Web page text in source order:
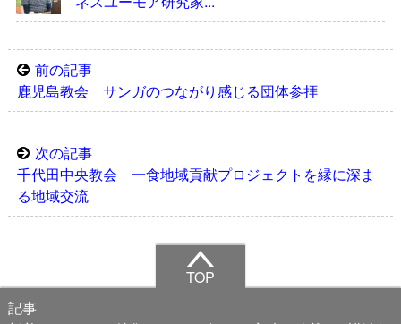
前の記事
鹿児島教会 サンガのつながり感じる団体参拝
次の記事
千代田中央教会 一食地域貢献プロジェクトを縁に深ま
る地域交流
TOP
記事